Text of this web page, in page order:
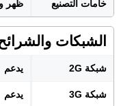
خامات التصنيع ظهر
الشبكات
شبكة 2G يدعم
شبكة 3G يدعم